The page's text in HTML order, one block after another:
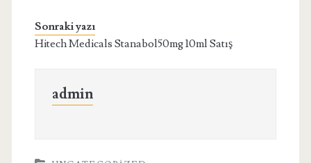
Sonraki yazı
Hitech Medicals Stanabol50mg 10ml Satış
admin